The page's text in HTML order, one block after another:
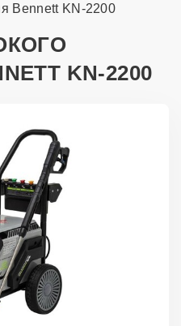
Bennett KN-2200
KN-2200